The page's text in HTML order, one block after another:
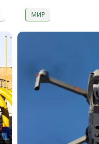
МИР